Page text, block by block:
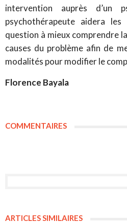
intervention auprès d’un
psychothérapeute aidera
question à mieux comprendre
causes du problème afin de
modalités pour modifier le
Florence Bayala
COMMENTAIRES
ARTICLES SIMILAIRES